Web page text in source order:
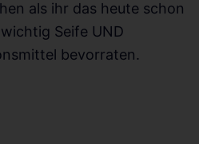
als ihr das heute schon
Seife UND
bevorraten.